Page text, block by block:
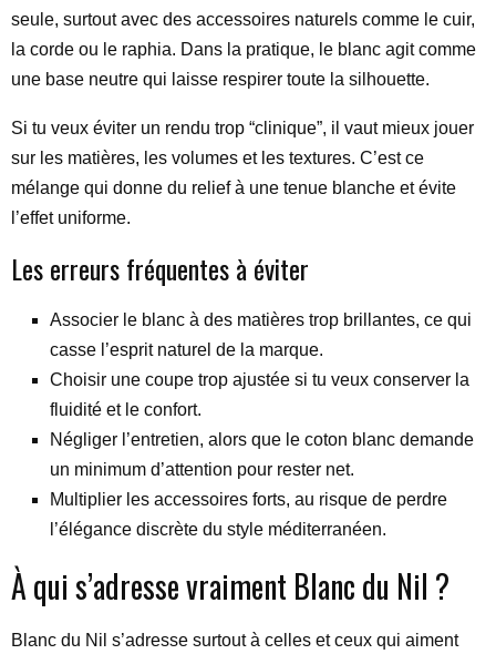
seule, surtout avec des accessoires naturels comme le cuir,
la corde ou le raphia. Dans la pratique, le blanc agit comme
une base neutre qui laisse respirer toute la silhouette.
Si tu veux éviter un rendu trop “clinique”, il vaut mieux jouer
sur les matières, les volumes et les textures. C’est ce
mélange qui donne du relief à une tenue blanche et évite
l’effet uniforme.
Les erreurs fréquentes à éviter
Associer le blanc à des matières trop brillantes, ce qui
casse l’esprit naturel de la marque.
Choisir une coupe trop ajustée si tu veux conserver la
fluidité et le confort.
Négliger l’entretien, alors que le coton blanc demande
un minimum d’attention pour rester net.
Multiplier les accessoires forts, au risque de perdre
l’élégance discrète du style méditerranéen.
À qui s’adresse vraiment Blanc du Nil ?
Blanc du Nil s’adresse surtout à celles et ceux qui aiment